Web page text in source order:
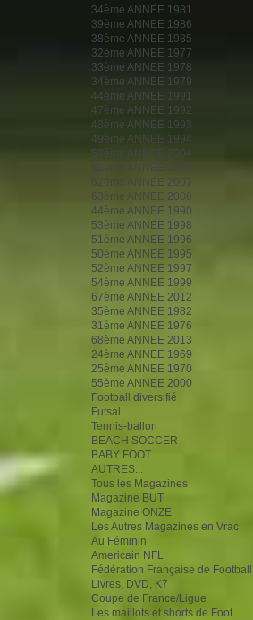
34ème ANNEE 1981
39ème ANNEE 1986
38ème ANNEE 1985
32ème ANNEE 1977
33ème ANNEE 1978
34ème ANNEE 1979
44ème ANNEE 1991
47ème ANNEE 1992
48ème ANNEE 1993
49ème ANNEE 1994
59ème ANNEE 2004
61ème ANNEE 2006
62ème ANNEE 2007
63ème ANNEE 2008
44ème ANNEE 1990
53ème ANNEE 1998
51ème ANNEE 1996
50ème ANNEE 1995
52ème ANNEE 1997
54ème ANNEE 1999
67ème ANNEE 2012
35ème ANNEE 1982
31ème ANNEE 1976
68ème ANNEE 2013
24ème ANNEE 1969
25ème ANNEE 1970
55ème ANNEE 2000
Football diversifié
Futsal
Tennis-ballon
BEACH SOCCER
BABY FOOT
AUTRES...
Tous les Magazines
Magazine BUT
Magazine ONZE
Les Autres Magazines en Vrac
Au Féminin
Americain NFL
Fédération Française de Football
Livres, DVD, K7
Coupe de France/Ligue
Les maillots et shorts de Foot